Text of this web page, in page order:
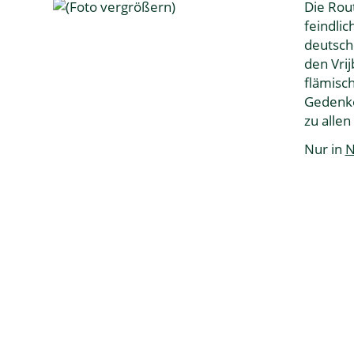
Die
den
zu
Nur in